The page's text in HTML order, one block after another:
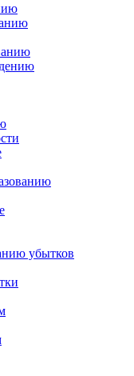
убытков